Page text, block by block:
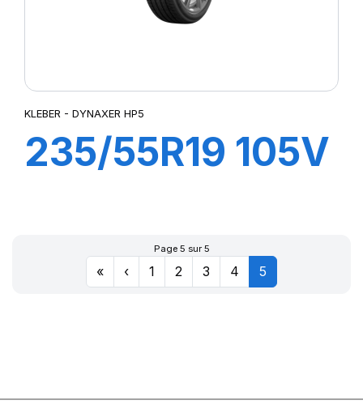
KLEBER - DYNAXER HP5
235/55R19 105V
HP5 SUV
Page 5 sur 5
« ‹ 1 2 3 4 5